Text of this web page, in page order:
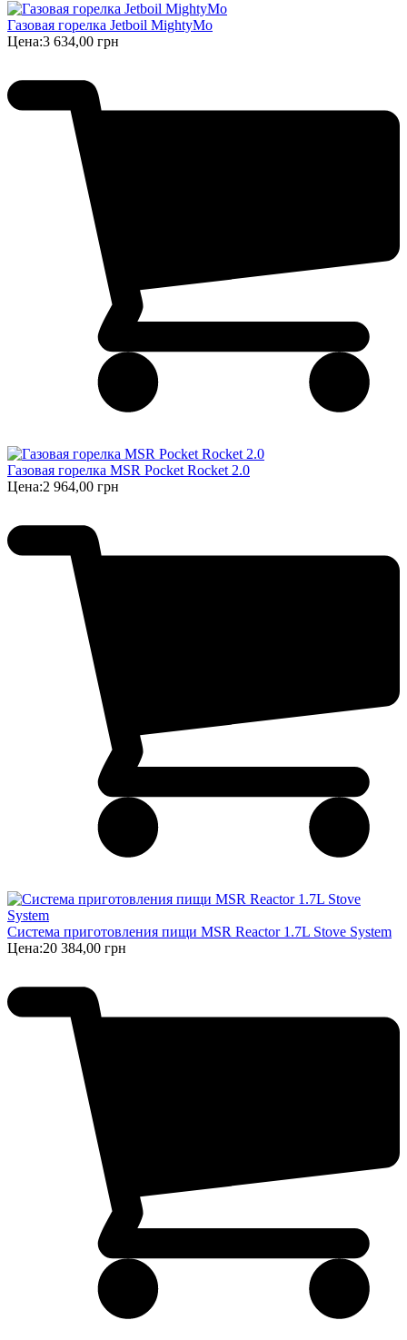
Газовая горелка Jetboil MightyMo
Цена:3 634,00 грн
Газовая горелка MSR Pocket Rocket 2.0
Цена:2 964,00 грн
Система приготовления пищи MSR Reactor 1.7L Stove System
Цена:20 384,00 грн